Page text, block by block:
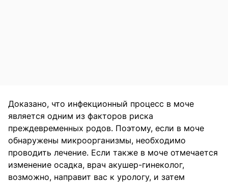
Доказано, что инфекционный процесс в моче
является одним из факторов риска
преждевременных родов. Поэтому, если в моче
обнаружены микроорганизмы, необходимо
проводить лечение. Если также в моче отмечается
изменение осадка, врач акушер-гинеколог,
возможно, направит вас к урологу, и затем